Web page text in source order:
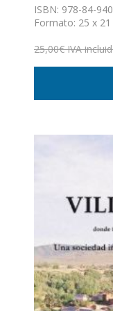
ISBN: 978-84-
Formato: 25 x 21
Encuadernación:
25,00€ IVA